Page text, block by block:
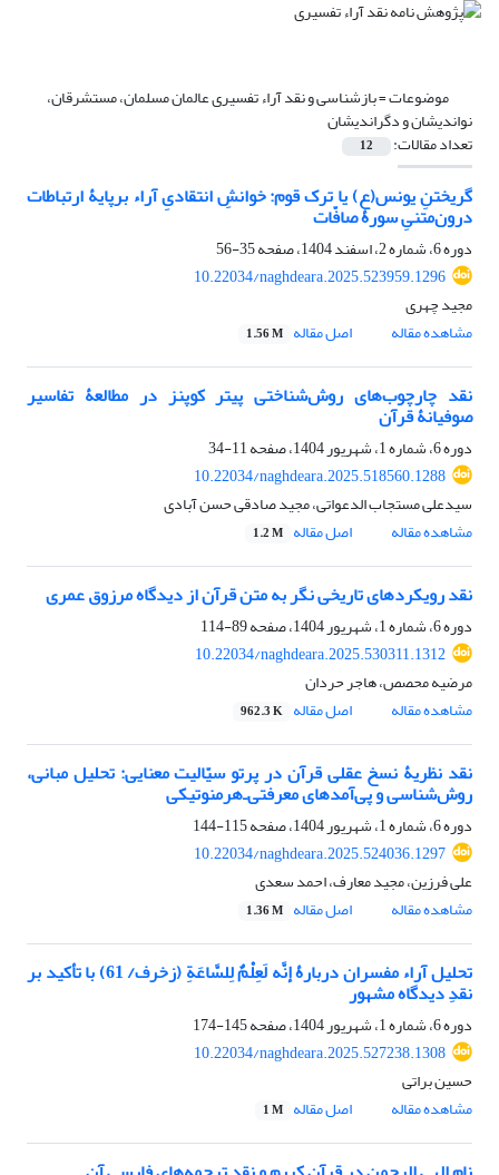
موضوعات =بازشناسی و نقد آراء تفسیری عالمان مسلمان، مستشرقان،
نواندیشان و دگراندیشان
تعداد مقالات: 12
گریختنِ یونس(ع) یا ترک قوم: خوانشِ انتقادیِ آراء برپایۀ ارتباطات
درون‌متنیِ سورۀ صافّات
دوره 6، شماره 2، اسفند 1404، صفحه
35-56
10.22034/naghdeara.2025.523959.1296
مجید چهری
مشاهده مقاله
اصل مقاله 1.56 M
نقد چارچوب‌های روش‌شناختی پیتر کوپنز در مطالعۀ تفاسیر
صوفیانۀ قرآن
دوره 6، شماره 1، شهریور 1404، صفحه
11-34
10.22034/naghdeara.2025.518560.1288
سیدعلی مستجاب الدعواتی، مجید صادقی حسن آبادی
مشاهده مقاله
اصل مقاله 1.2 M
نقد رویکردهای تاریخی نگر به متن قرآن از دیدگاه مرزوق عمری
دوره 6، شماره 1، شهریور 1404، صفحه
89-114
10.22034/naghdeara.2025.530311.1312
مرضیه محصص، هاجر حردان
مشاهده مقاله
اصل مقاله 962.3 K
نقد نظریۀ نسخ عقلی قرآن در پرتو سیّالیت معنایی: تحلیل مبانی،
روش‌شناسی و پی‌آمدهای معرفتی‌ـ‌هرمنوتیکی
دوره 6، شماره 1، شهریور 1404، صفحه
115-144
10.22034/naghdeara.2025.524036.1297
علی فرزین، مجید معارف، احمد سعدی
مشاهده مقاله
اصل مقاله 1.36 M
تحلیل آراء مفسران دربارۀ إنَّه لَعِلْمٌ لِلسَّاعَةِ (زخرف/ 61) با تأکید بر
نقدِ دیدگاه مشهور
دوره 6، شماره 1، شهریور 1404، صفحه
145-174
10.22034/naghdeara.2025.527238.1308
حسین براتی
مشاهده مقاله
اصل مقاله 1 M